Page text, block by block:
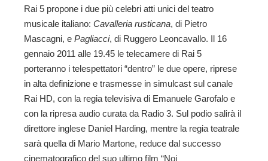
Rai 5 propone i due più celebri atti unici del teatro
musicale italiano: Cavalleria rusticana, di Pietro
Mascagni, e Pagliacci, di Ruggero Leoncavallo. Il 16
gennaio 2011 alle 19.45 le telecamere di Rai 5
porteranno i telespettatori “dentro” le due opere, riprese
in alta definizione e trasmesse in simulcast sul canale
Rai HD, con la regia televisiva di Emanuele Garofalo e
con la ripresa audio curata da Radio 3. Sul podio salirà il
direttore inglese Daniel Harding, mentre la regia teatrale
sarà quella di Mario Martone, reduce dal successo
cinematografico del suo ultimo film “Noi